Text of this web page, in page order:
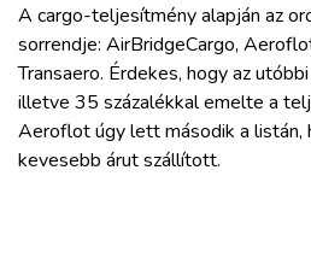
A cargo-teljesítmény alapján az
sorrendje: AirBridgeCargo,
Transaero. Érdekes, hogy az
illetve 35 százalékkal emelte a
Aeroflot úgy lett második a listán,
kevesebb árut szállított.